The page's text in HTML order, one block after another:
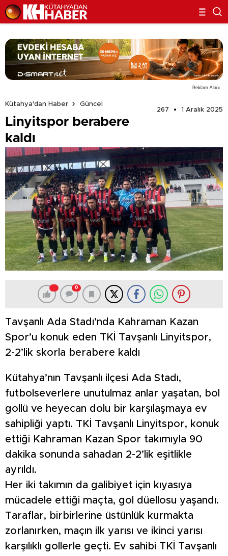
Reklam Alanı
Kütahya'dan Haber
Güncel
267
1 Aralık 2025
Linyitspor berabere
kaldı
0
Tavşanlı Ada Stadı’nda Kahraman Kazan
Spor’u konuk eden TKİ Tavşanlı Linyitspor,
2-2’lik skorla berabere kaldı
Kütahya’nın Tavşanlı ilçesi Ada Stadı,
futbolseverlere unutulmaz anlar yaşatan, bol
gollü ve heyecan dolu bir karşılaşmaya ev
sahipliği yaptı. TKİ Tavşanlı Linyitspor, konuk
ettiği Kahraman Kazan Spor takımıyla 90
dakika sonunda sahadan 2-2’lik eşitlikle
ayrıldı.
Her iki takımın da galibiyet için kıyasıya
mücadele ettiği maçta, gol düellosu yaşandı.
Taraflar, birbirlerine üstünlük kurmakta
zorlanırken, maçın ilk yarısı ve ikinci yarısı
karşılıklı gollerle geçti. Ev sahibi TKİ Tavşanlı